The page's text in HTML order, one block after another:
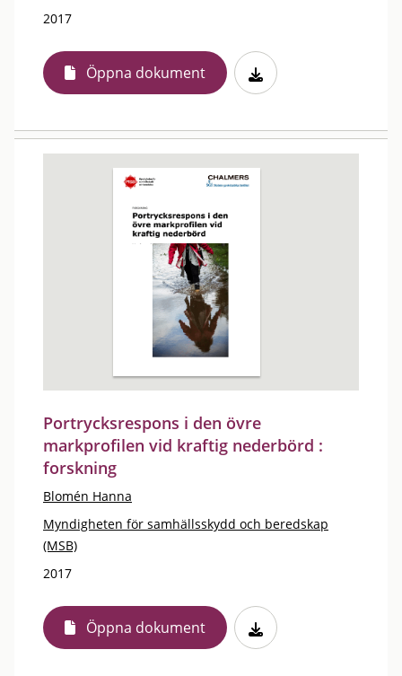
2017
Öppna dokument
Portrycksrespons i den övre
markprofilen vid kraftig nederbörd :
forskning
Blomén Hanna
Myndigheten för samhällsskydd och beredskap
(MSB)
2017
Öppna dokument